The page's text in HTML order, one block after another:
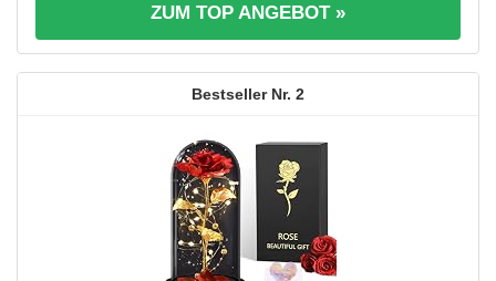
ZUM TOP ANGEBOT »
2